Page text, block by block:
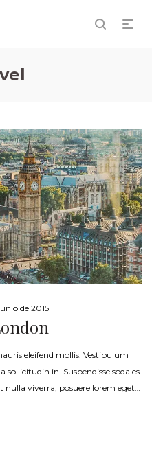
de 2015
eleifend mollis. Vestibulum
in. Suspendisse sodales
viverra, posuere lorem eget…